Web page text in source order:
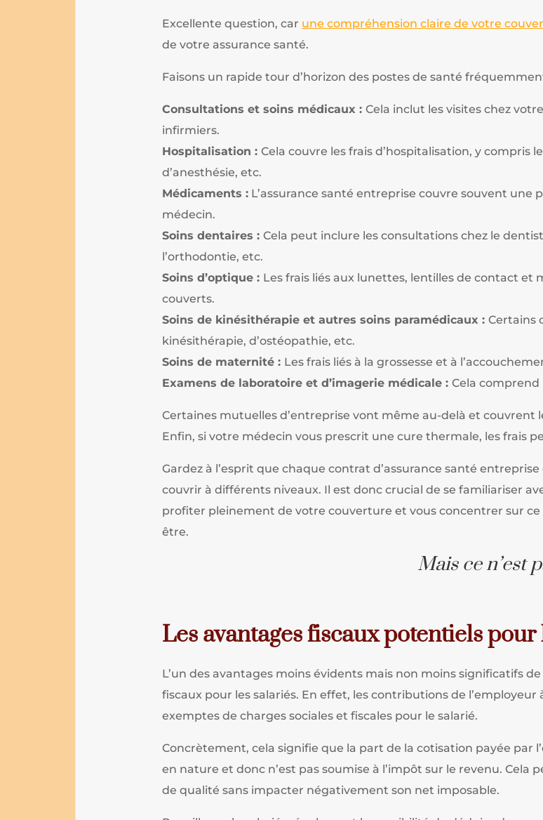
Excellente question, car une compréhension claire de votre
de votre assurance santé.
Faisons un rapide tour d’horizon des postes de santé
Consultations et soins médicaux :Cela inclut les visites chez
infirmiers.
Hospitalisation :Cela couvre les frais d’hospitalisation, y compris
d’anesthésie, etc.
Médicaments : L’assurance santé entreprise couvre souvent
médecin.
Soins dentaires :Cela peut inclure les consultations chez le
l’orthodontie, etc.
Soins d’optique : Les frais liés aux lunettes, lentilles de contact
couverts.
Soins de kinésithérapie et autres soins paramédicaux :Certains
kinésithérapie, d’ostéopathie, etc.
Soins de maternité : Les frais liés à la grossesse et à
Examens de laboratoire et d’imagerie médicale :Cela comprend
Certaines mutuelles d’entreprise vont même au-delà et couvrent
Enfin, si votre médecin vous prescrit une cure thermale, les frais
Gardez à l’esprit que chaque contrat d’assurance santé
couvrir à différents niveaux. Il est donc crucial de se familiariser
profiter pleinement de votre couverture et vous concentrer sur
être.
Mais ce n’est
Les avantages fiscaux potentiels pour
L’un des avantages moins évidents mais non moins significatifs
fiscaux pour les salariés. En effet, les contributions de l’employeur
exemptes de charges sociales et fiscales pour le salarié.
Concrètement, cela signifie que la part de la cotisation payée par
en nature et donc n’est pas soumise à l’impôt sur le revenu.
de qualité sans impacter négativement son net imposable.